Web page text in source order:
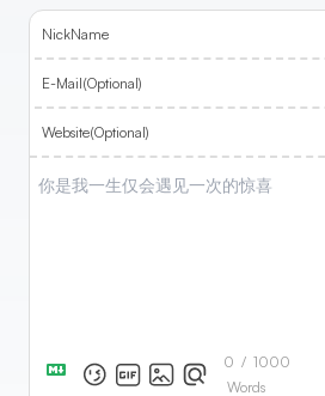
NickName
E-Mail(Optional)
Website(Optional)
0 / 1000
Words